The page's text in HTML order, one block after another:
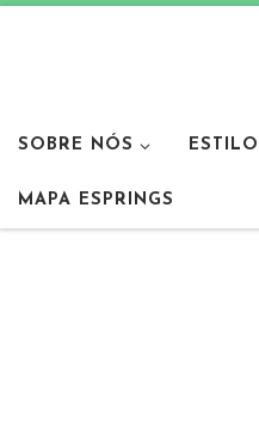
SOBRE NÓS
MAPA ESPRINGS